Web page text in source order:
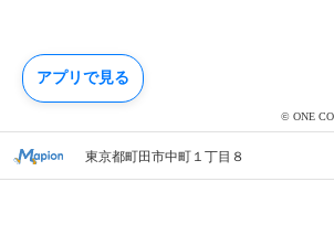
© ONE
東京都町田市中町１丁目８
アプリで見る